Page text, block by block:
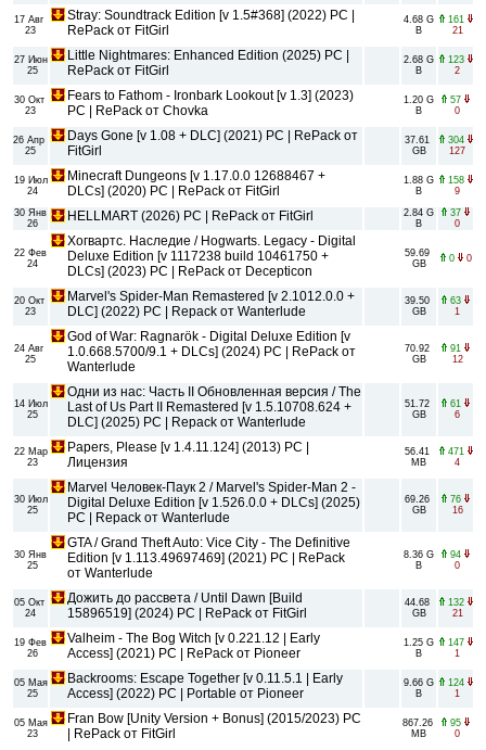
17 Авг
23
Stray: Soundtrack Edition [v 1.5#368] (2022) PC |
RePack от FitGirl
4.68 G
B
161
21
27 Июн
25
Little Nightmares: Enhanced Edition (2025) PC |
RePack от FitGirl
2.68 G
B
123
2
30 Окт
23
Fears to Fathom - Ironbark Lookout [v 1.3] (2023)
PC | RePack от Chovka
1.20 G
B
57
0
26 Апр
25
Days Gone [v 1.08 + DLC] (2021) PC | RePack от
FitGirl
37.61
GB
304
127
19 Июл
24
Minecraft Dungeons [v 1.17.0.0 12688467 +
DLCs] (2020) PC | RePack от FitGirl
1.88 G
B
158
9
30 Янв
26
HELLMART (2026) PC | RePack от FitGirl
2.84 G
B
37
0
22 Фев
24
Хогвартс. Наследие / Hogwarts. Legacy - Digital
Deluxe Edition [v 1117238 build 10461750 +
DLCs] (2023) PC | RePack от Decepticon
59.69
GB
0 0
20 Окт
23
Marvel's Spider-Man Remastered [v 2.1012.0.0 +
DLC] (2022) PC | Repack от Wanterlude
39.50
GB
63
1
24 Авг
25
God of War: Ragnarök - Digital Deluxe Edition [v
1.0.668.5700/9.1 + DLCs] (2024) PC | RePack от
Wanterlude
70.92
GB
91
12
14 Июл
25
Одни из нас: Часть II Обновленная версия / The
Last of Us Part II Remastered [v 1.5.10708.624 +
DLC] (2025) PC | Repack от Wanterlude
51.72
GB
61
6
22 Мар
23
Papers, Please [v 1.4.11.124] (2013) PC |
Лицензия
56.41
MB
471
4
30 Июл
25
Marvel Человек-Паук 2 / Marvel's Spider-Man 2 -
Digital Deluxe Edition [v 1.526.0.0 + DLCs] (2025)
PC | Repack от Wanterlude
69.26
GB
76
16
30 Янв
25
GTA / Grand Theft Auto: Vice City - The Definitive
Edition [v 1.113.49697469] (2021) PC | RePack
от Wanterlude
8.36 G
B
94
0
05 Окт
24
Дожить до рассвета / Until Dawn [Build
15896519] (2024) PC | RePack от FitGirl
44.68
GB
132
21
19 Фев
26
Valheim - The Bog Witch [v 0.221.12 | Early
Access] (2021) PC | RePack от Pioneer
1.25 G
B
147
1
05 Мая
25
Backrooms: Escape Together [v 0.11.5.1 | Early
Access] (2022) PC | Portable от Pioneer
9.66 G
B
124
1
05 Мая
23
Fran Bow [Unity Version + Bonus] (2015/2023) PC
| RePack от FitGirl
867.26
MB
95
0